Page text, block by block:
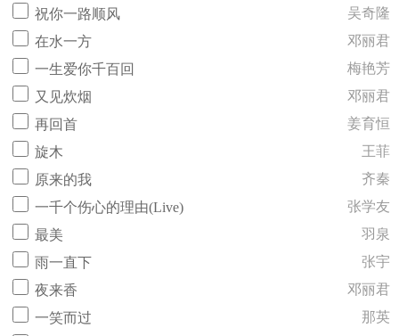
祝你一路顺风
吴奇隆
在水一方
邓丽君
一生爱你千百回
梅艳芳
又见炊烟
邓丽君
再回首
姜育恒
旋木
王菲
原来的我
齐秦
一千个伤心的理由(Live)
张学友
最美
羽泉
雨一直下
张宇
夜来香
邓丽君
一笑而过
那英